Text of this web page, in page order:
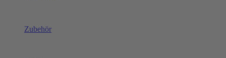
Zubehör